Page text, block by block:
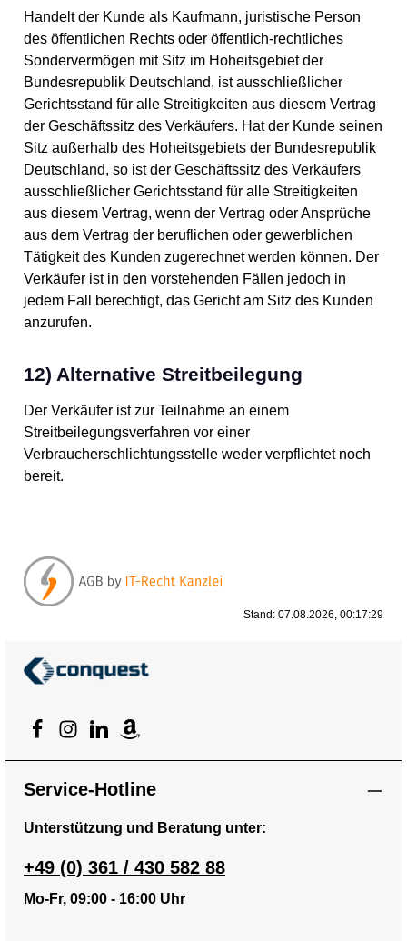
Handelt der Kunde als Kaufmann, juristische Person
des öffentlichen Rechts oder öffentlich-rechtliches
Sondervermögen mit Sitz im Hoheitsgebiet der
Bundesrepublik Deutschland, ist ausschließlicher
Gerichtsstand für alle Streitigkeiten aus diesem Vertrag
der Geschäftssitz des Verkäufers. Hat der Kunde seinen
Sitz außerhalb des Hoheitsgebiets der Bundesrepublik
Deutschland, so ist der Geschäftssitz des Verkäufers
ausschließlicher Gerichtsstand für alle Streitigkeiten
aus diesem Vertrag, wenn der Vertrag oder Ansprüche
aus dem Vertrag der beruflichen oder gewerblichen
Tätigkeit des Kunden zugerechnet werden können. Der
Verkäufer ist in den vorstehenden Fällen jedoch in
jedem Fall berechtigt, das Gericht am Sitz des Kunden
anzurufen.
12) Alternative Streitbeilegung
Der Verkäufer ist zur Teilnahme an einem
Streitbeilegungsverfahren vor einer
Verbraucherschlichtungsstelle weder verpflichtet noch
bereit.
Stand: 07.08.2026, 00:17:29
Service-Hotline
Unterstützung und Beratung unter:
+49 (0) 361 / 430 582 88
Mo-Fr, 09:00 - 16:00 Uhr